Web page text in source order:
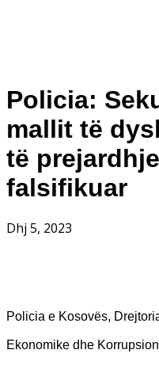
Policia:
mallit të
të
falsifikuar
Dhj 5, 2023
Policia e Kosovës,
Ekonomike dhe